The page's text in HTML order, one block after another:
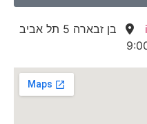
בן זבארה 5 תל אביב